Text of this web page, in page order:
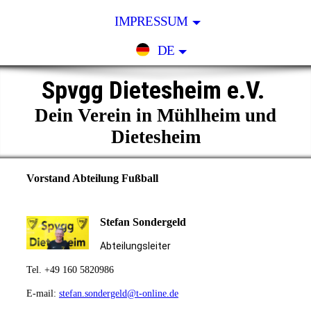
IMPRESSUM
DE
Spvgg Dietesheim e.V.
Dein Verein in Mühlheim und
Dietesheim
Vorstand Abteilung Fußball
Stefan Sondergeld
Abteilungsleiter
Tel. +49 160 5820986
E-mail: stefan.sondergeld@t-online.de